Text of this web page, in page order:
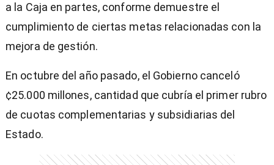
a la Caja en partes, conforme demuestre el
cumplimiento de ciertas metas relacionadas con la
mejora de gestión.
En octubre del año pasado, el Gobierno canceló
¢25.000 millones, cantidad que cubría el primer rubro
de cuotas complementarias y subsidiarias del
Estado.